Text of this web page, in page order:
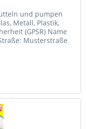
und pumpen
Metall, Plastik,
(GPSR) Name
Musterstraße